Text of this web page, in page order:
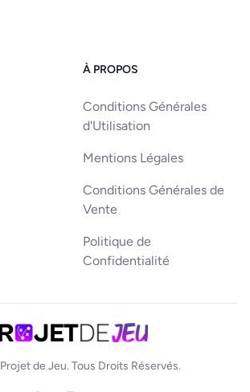
À PROPOS
Conditions Générales
d'Utilisation
Mentions Légales
Conditions Générales de
Vente
Politique de
Confidentialité
Projet de Jeu. Tous Droits Réservés.